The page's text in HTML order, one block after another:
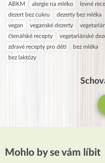
ABKM alergie na mléko levné
dezert bez cukru
dezerty bez mléka
vegan
veganské dezerty
čtenářské recepty
vegetariánské
zdravé recepty pro děti
bez mléka
bez laktózy
Mohlo by se vám líbit